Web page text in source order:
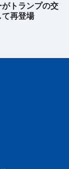
トランプの交
再登場